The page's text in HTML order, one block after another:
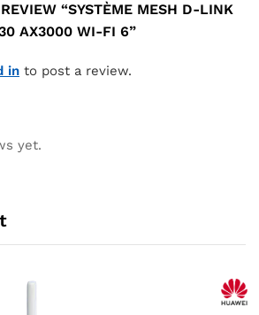
“SYSTÈME MESH D-LINK
AX3000 WI-FI 6”
in to post a review.
yet.